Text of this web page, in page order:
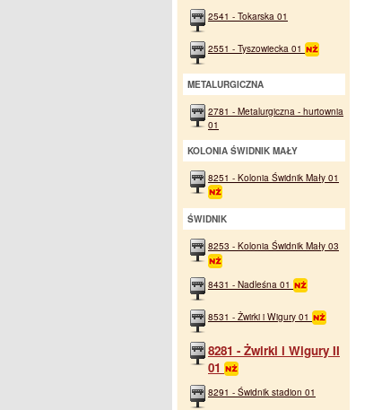
2541 - Tokarska 01
2551 - Tyszowiecka 01
METALURGICZNA
2781 - Metalurgiczna - hurtownia
01
KOLONIA ŚWIDNIK MAŁY
8251 - Kolonia Świdnik Mały 01
ŚWIDNIK
8253 - Kolonia Świdnik Mały 03
8431 - Nadleśna 01
8531 - Żwirki i Wigury 01
8281 - Żwirki i Wigury II
01
8291 - Świdnik stadion 01